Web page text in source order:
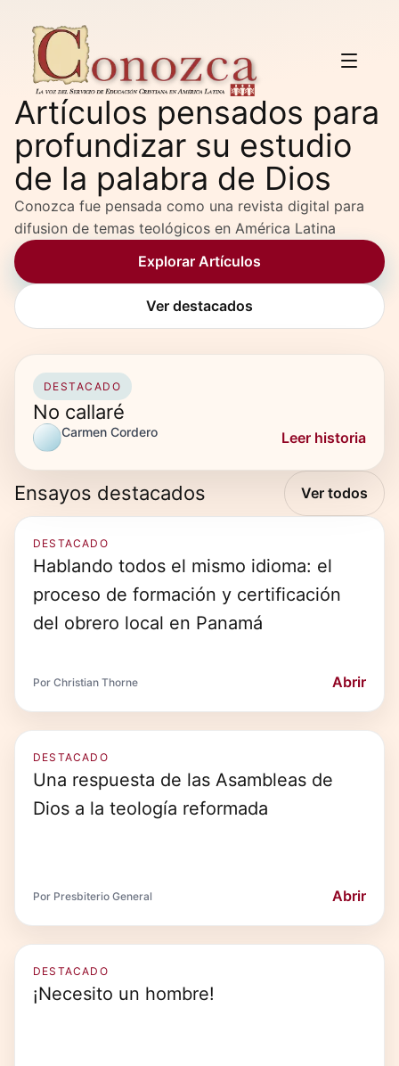
Artículos pensados para
profundizar su estudio
de la palabra de Dios
Conozca fue pensada como una revista digital para
difusion de temas teológicos en América Latina
Explorar Artículos
Ver destacados
DESTACADO
No callaré
Carmen Cordero Leer historia
Ensayos destacados Ver todos
DESTACADO
Hablando todos el mismo idioma: el
proceso de formación y certificación
del obrero local en Panamá
Por Christian Thorne Abrir
DESTACADO
Una respuesta de las Asambleas de
Dios a la teología reformada
Por Presbiterio General Abrir
DESTACADO
¡Necesito un hombre!